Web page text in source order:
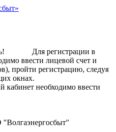
Для регистрации в
ввести лицевой счет и
пройти регистрацию, следуя
окнах.
необходимо ввести
и пароль.